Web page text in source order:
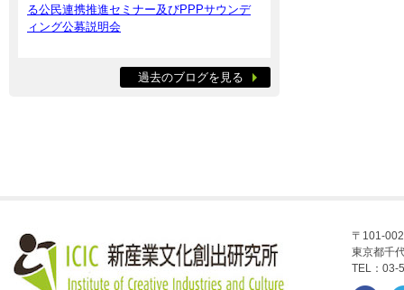
る公民連携推進セミナー及びPPPサウンデ
ィング公募説明会
過去のブログを見る
〒101-
東京都千
TEL：